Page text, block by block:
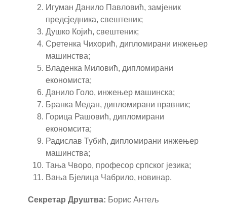
Игуман Данило Павловић, замјеник
предсједника, свештеник;
Душко Којић, свештеник;
Сретенка Чихорић, дипломирани инжењер
машинства;
Владенка Миловић, дипломирани
економиста;
Данило Голо, инжењер машинска;
Бранка Медан, дипломирани правник;
Горица Рашовић, дипломирани
економсита;
Радислав Тубић, дипломирани инжењер
машинства;
Тања Чворо, професор српског језика;
Вања Бјелица Чабрило, новинар.
Секретар Друштва: Борис Антељ